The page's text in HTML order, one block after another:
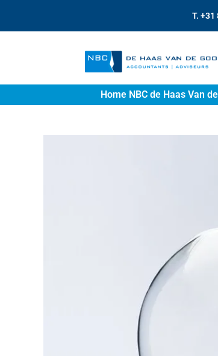
T. +31
Home NBC de Haas Van